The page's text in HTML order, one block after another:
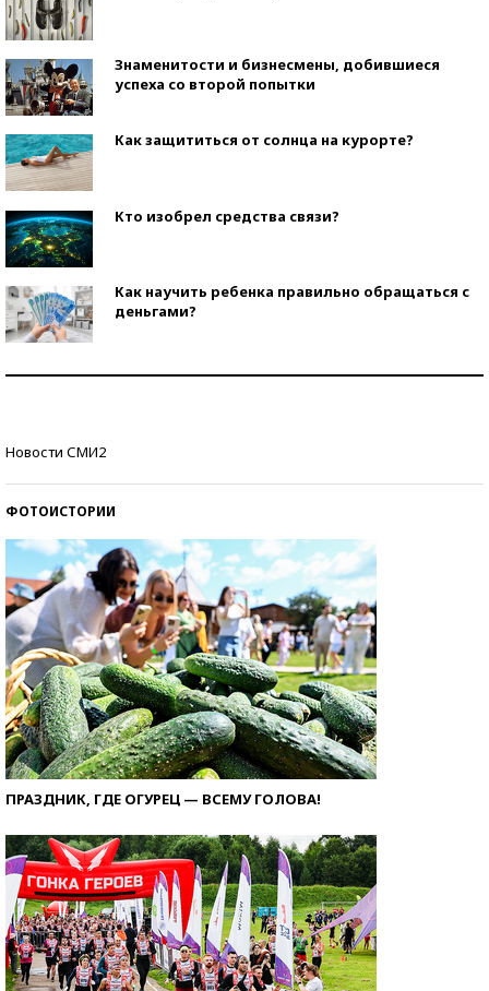
Знаменитости и бизнесмены, добившиеся
успеха со второй попытки
Как защититься от солнца на курорте?
Кто изобрел средства связи?
Как научить ребенка правильно обращаться с
деньгами?
Новости СМИ2
ФОТОИСТОРИИ
ПРАЗДНИК, ГДЕ ОГУРЕЦ — ВСЕМУ ГОЛОВА!